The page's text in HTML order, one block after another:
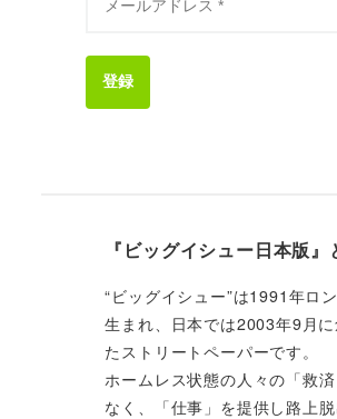
登録
『ビッグイシュー日本版』
“ビッグイシュー”は1991年ロ
生まれ、日本では2003年9月に
たストリートペーパーです。
ホームレス状態の人々の「救
なく、「仕事」を提供し路上